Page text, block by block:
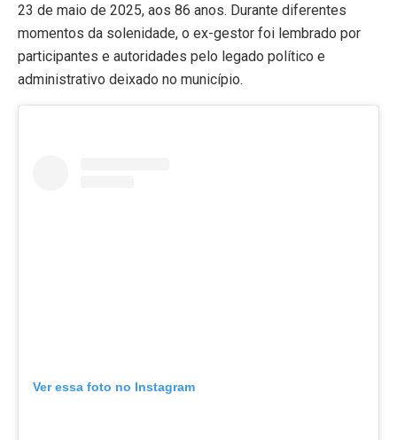
23 de maio de 2025, aos 86 anos. Durante diferentes
momentos da solenidade, o ex-gestor foi lembrado por
participantes e autoridades pelo legado político e
administrativo deixado no município.
Ver essa foto no Instagram